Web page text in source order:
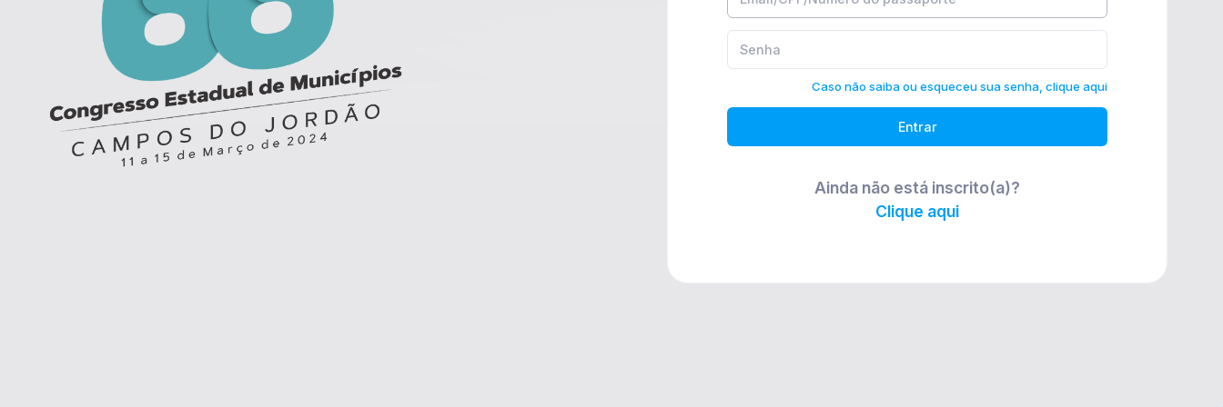
Caso não saiba ou esqueceu sua senha, clique aqui
Entrar
Ainda não está inscrito(a)?
Clique aqui